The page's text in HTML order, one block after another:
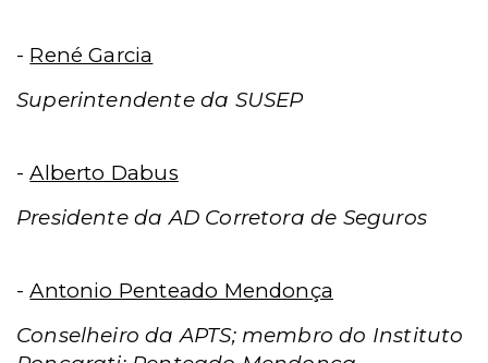
- René Garcia
Superintendente da SUSEP
-Alberto Dabus
Presidente da AD Corretora de Seguros
-Antonio Penteado Mendonça
Conselheiro da APTS; membro do Instituto